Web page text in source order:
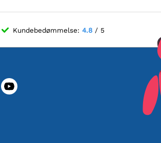
Kundebedømmelse: 4.8/ 5